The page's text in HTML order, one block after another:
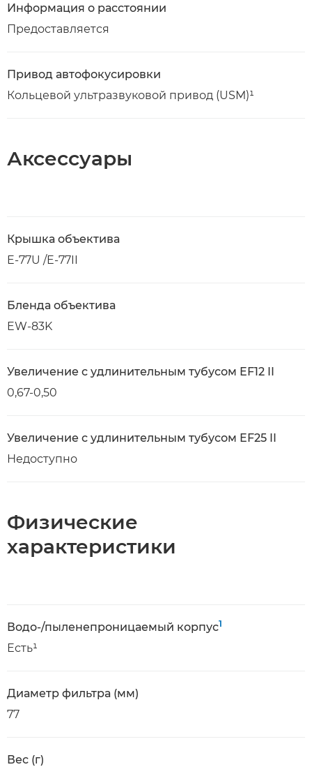
Информация о расстоянии
Предоставляется
Привод автофокусировки
Кольцевой ультразвуковой привод (USM)¹
Аксессуары
Крышка объектива
E-77U /E-77II
Бленда объектива
EW-83K
Увеличение с удлинительным тубусом EF12 II
0,67-0,50
Увеличение с удлинительным тубусом EF25 II
Недоступно
Физические
характеристики
Водо-/пыленепроницаемый корпус1
Есть¹
Диаметр фильтра (мм)
77
Вес (г)